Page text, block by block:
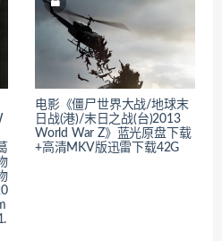
电影《僵尸世界大战/地球末
日战(港)/末日之战(台)2013
World War Z》蓝光原盘下载
+高清MKV版迅雷下载42G